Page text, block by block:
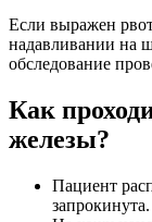
Если выражен
надавливании на
обследование
Как
железы?
Пациент
запрокинута.